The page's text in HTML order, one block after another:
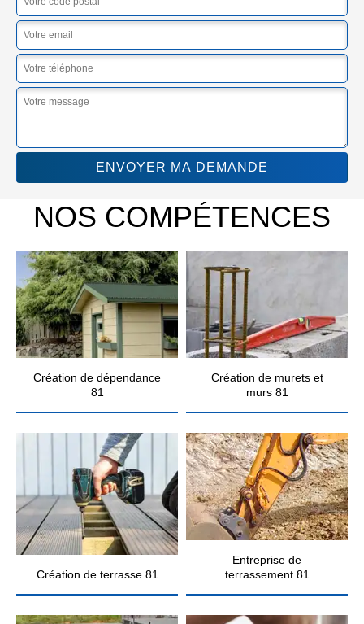
NOS COMPÉTENCES
Création de dépendance
81
Création de murets et
murs 81
Création de terrasse 81
Entreprise de
terrassement 81